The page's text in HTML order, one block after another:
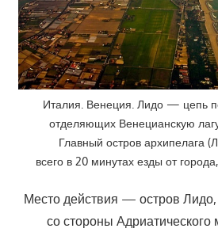
Италия. Венеция. Лидо — цепь
отделяющих Венецианскую
Главный остров архипелага
всего в 20 минутах езды от
Место действия — остров Лидо,
со стороны Адриатического